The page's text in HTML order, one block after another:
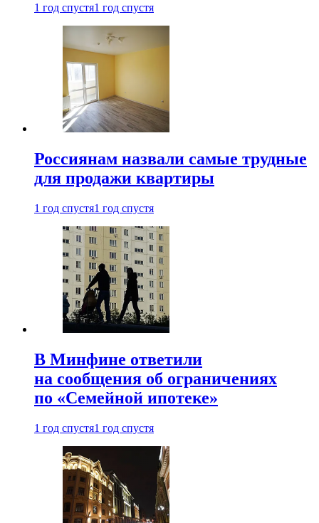
1 год спустя1 год спустя
Россиянам назвали самые трудные
для продажи квартиры
1 год спустя1 год спустя
В Минфине ответили
на сообщения об ограничениях
по «Семейной ипотеке»
1 год спустя1 год спустя